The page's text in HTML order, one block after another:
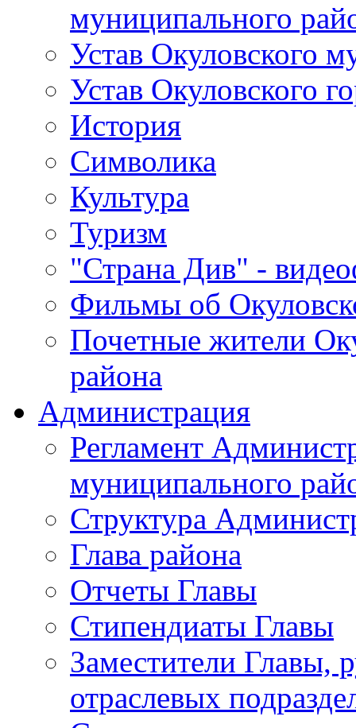
муниципального
Устав Окуловского
Устав Окуловского
История
Символика
Культура
Туризм
"Страна Див" -
Фильмы об
Почетные жители
района
Администрация
Регламент
муниципального
Структура
Глава района
Отчеты Главы
Стипендиаты Главы
Заместители Главы,
отраслевых